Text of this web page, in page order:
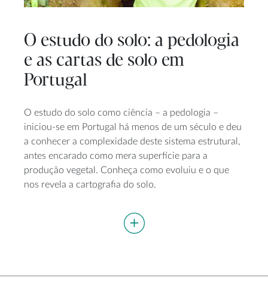
O estudo do solo: a pedologia
e as cartas de solo em
Portugal
O estudo do solo como ciência – a pedologia –
iniciou-se em Portugal há menos de um século e deu
a conhecer a complexidade deste sistema estrutural,
antes encarado como mera superfície para a
produção vegetal. Conheça como evoluiu e o que
nos revela a cartografia do solo.